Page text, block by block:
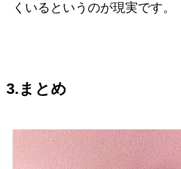
くいるというのが現実です。
3.まとめ